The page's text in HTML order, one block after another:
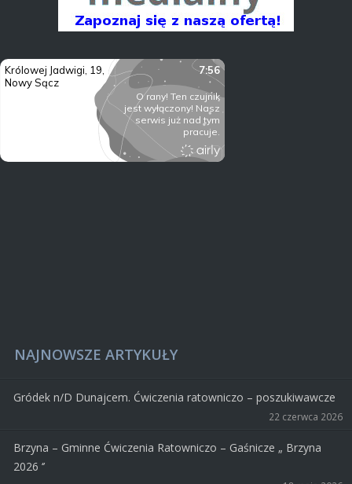
NAJNOWSZE ARTYKUŁY
Gródek n/D Dunajcem. Ćwiczenia ratowniczo – poszukiwawcze
22 czerwca 2026
Brzyna – Gminne Ćwiczenia Ratowniczo – Gaśnicze „ Brzyna
2026 ‘’